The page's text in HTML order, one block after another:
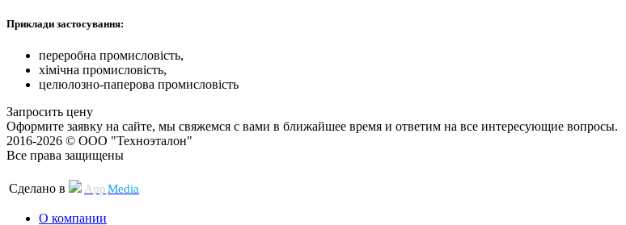
Приклади застосування:
переробна промисловість,
хімічна промисловість,
целюлозно-паперова промисловість
Запросить цену
Оформите заявку на сайте, мы свяжемся с вами в ближайшее время и ответим на все интересующие вопросы.
2016-2026 © ООО "Техноэталон"
Все права защищены
Сделано в AppMedia
О компании